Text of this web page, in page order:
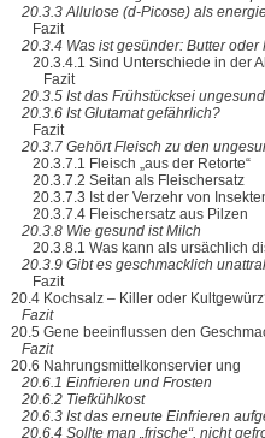
20.3.3 Allulose (d-Picose) als
Fazit
20.3.4 Was ist gesünder: Butter oder
20.3.4.1 Sind Unterschiede in der
Fazit
20.3.5 Ist das Frühstücksei
20.3.6 Ist Glutamat gefährlich?
Fazit
20.3.7 Gehört Fleisch zu den
20.3.7.1 Fleisch „aus der Retorte“
20.3.7.2 Seitan als Fleischersatz
20.3.7.3 Ist der Verzehr von
20.3.7.4 Fleischersatz aus Pilzen
20.3.8 Wie gesund ist Milch
20.3.8.1 Was kann als ursächlich
20.3.9 Gibt es geschmacklich
Fazit
20.4 Kochsalz – Killer oder
Fazit
20.5 Gene beeinflussen den
Fazit
20.6 Nahrungsmittelkonservier ung
20.6.1 Einfrieren und Frosten
20.6.2 Tiefkühlkost
20.6.3 Ist das erneute Einfrieren
20.6.4 Sollte man „frische“, nicht